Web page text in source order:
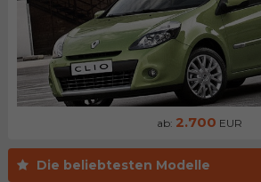
ab: 2.700 EUR
Die beliebtesten Modelle